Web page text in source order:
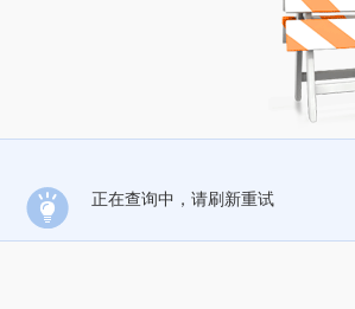
正在查询中，请刷新重试